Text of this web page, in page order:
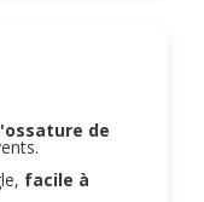
de
facile à